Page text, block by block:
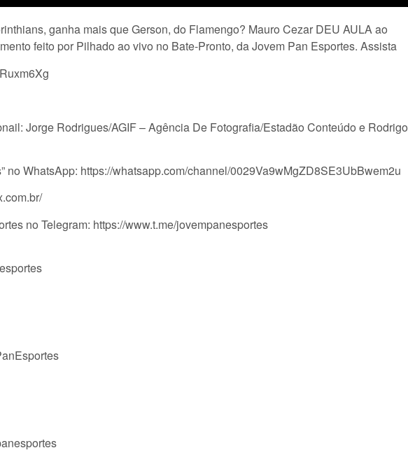
ganha mais que Gerson, do Flamengo? Mauro Cezar DEU AULA ao
feito por Pilhado ao vivo no Bate-Pronto, da Jovem Pan Esportes. Assista
Jorge Rodrigues/AGIF – Agência De Fotografia/Estadão Conteúdo e Rodrigo
no WhatsApp: https://whatsapp.com/channel/0029Va9wMgZD8SE3UbBwem2u
no Telegram: https://www.t.me/jovempanesportes